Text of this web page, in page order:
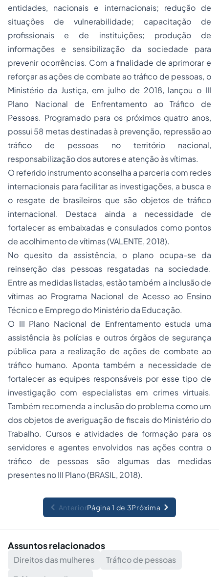
entidades, nacionais e internacionais; redução de
situações de vulnerabilidade; capacitação de
profissionais e de instituições; produção de
informações e sensibilização da sociedade para
prevenir ocorrências. Com a finalidade de aprimorar e
reforçar as ações de combate ao tráfico de pessoas, o
Ministério da Justiça, em julho de 2018, lançou o III
Plano Nacional de Enfrentamento ao Tráfico de
Pessoas. Programado para os próximos quatro anos,
possui 58 metas destinadas à prevenção, repressão ao
tráfico de pessoas no território nacional,
responsabilização dos autores e atenção às vítimas.
O referido instrumento aconselha a parceria com redes
internacionais para facilitar as investigações, a busca e
o resgate de brasileiros que são objetos de tráfico
internacional. Destaca ainda a necessidade de
fortalecer as embaixadas e consulados como pontos
de acolhimento de vítimas (VALENTE, 2018).
No quesito da assistência, o plano ocupa-se da
reinserção das pessoas resgatadas na sociedade.
Entre as medidas listadas, estão também a inclusão de
vítimas ao Programa Nacional de Acesso ao Ensino
Técnico e Emprego do Ministério da Educação.
O III Plano Nacional de Enfrentamento estuda uma
assistência às polícias e outros órgãos de segurança
pública para a realização de ações de combate ao
tráfico humano. Aponta também a necessidade de
fortalecer as equipes responsáveis por esse tipo de
investigação com especialistas em crimes virtuais.
Também recomenda a inclusão do problema como um
dos objetos de averiguação de fiscais do Ministério do
Trabalho. Cursos e atividades de formação para os
servidores e agentes envolvidos nas ações contra o
tráfico de pessoas são algumas das medidas
presentes no III Plano (BRASIL, 2018).
AnteriorPágina 1 de 3Próxima
Assuntos relacionados
Direitos das mulheres
Tráfico de pessoas